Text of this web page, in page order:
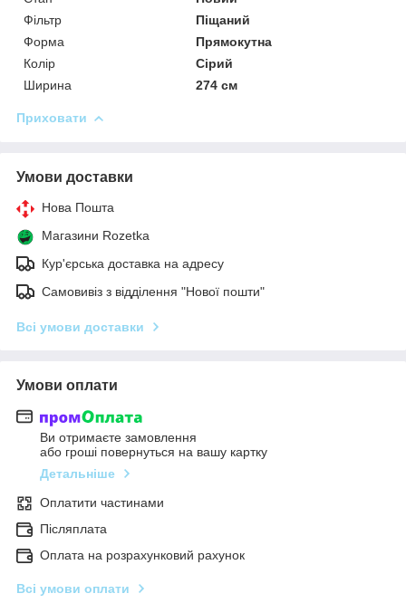
Фільтр
Піщаний
Форма
Прямокутна
Колір
Сірий
Ширина
274 см
Приховати
Умови доставки
Нова Пошта
Магазини Rozetka
Кур'єрська доставка на адресу
Самовивіз з відділення "Нової пошти"
Всі умови доставки
Умови оплати
Ви отримаєте замовлення
або гроші повернуться на вашу картку
Детальніше
Оплатити частинами
Післяплата
Оплата на розрахунковий рахунок
Всі умови оплати